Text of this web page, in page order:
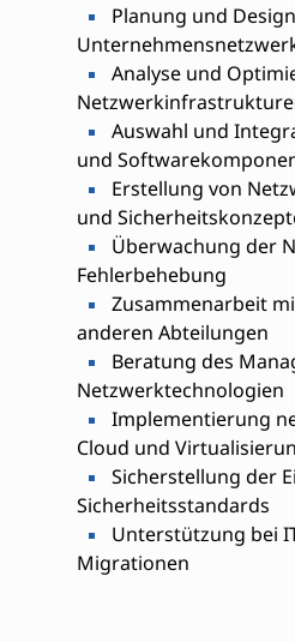
Planung und
Analyse und
Auswahl und
und
Erstellung von
und
Überwachung der
Fehlerbehebung
Zusammenarbeit
anderen Abteilungen
Beratung des
Netzwerktechnologien
Implementierung
Cloud und
Sicherstellung der
Sicherheitsstandards
Unterstützung bei
Migrationen